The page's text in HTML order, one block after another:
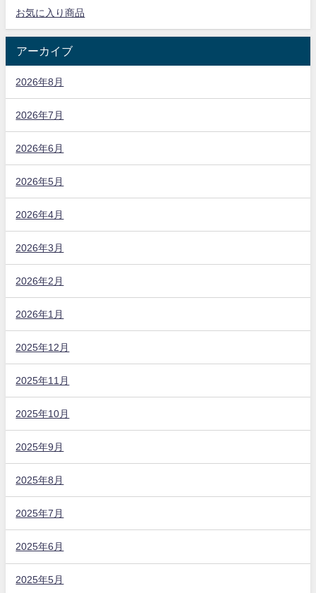
お気に入り商品
アーカイブ
2026年8月
2026年7月
2026年6月
2026年5月
2026年4月
2026年3月
2026年2月
2026年1月
2025年12月
2025年11月
2025年10月
2025年9月
2025年8月
2025年7月
2025年6月
2025年5月